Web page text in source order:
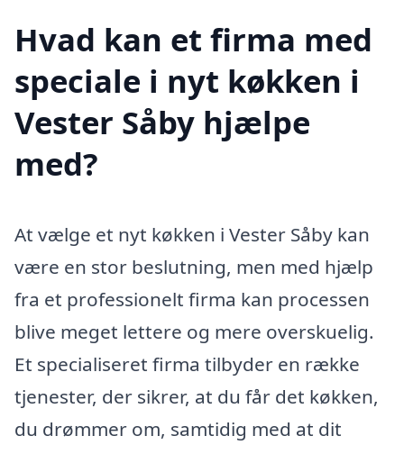
Hvad kan et firma med
speciale i nyt køkken i
Vester Såby hjælpe
med?
At vælge et nyt køkken i Vester Såby kan
være en stor beslutning, men med hjælp
fra et professionelt firma kan processen
blive meget lettere og mere overskuelig.
Et specialiseret firma tilbyder en række
tjenester, der sikrer, at du får det køkken,
du drømmer om, samtidig med at dit